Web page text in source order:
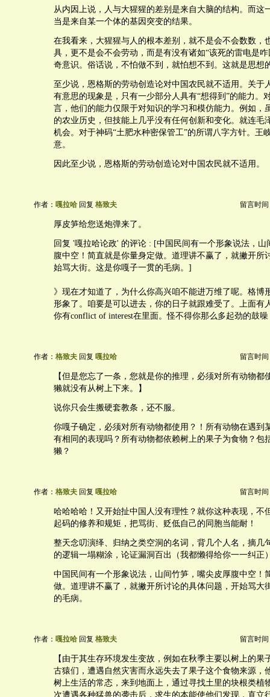
从内因上说，人与大猩猩的差别是来自大脑的结构。而这
当是来自某一个体的基因突变的结果。
在我看来，大猩猩与人的根本差别，就不是会不会数数，
具，更不是会不会劳动，而是有没有诸如“该死的雷电是
奇意识。俗话说，不怕做不到，就怕想不到。这就是思想
至少说，恩格斯的劳动创造论对中国农民就不适用。关于
有意思的现象是，只有一少部分人具有“想得到”的能力。
言，他们的能力仅限于对知识的学习和模仿能力。例如，
的农业历史，但技能上几乎没有任何创新和变化。就连毛
机会。对于神码“土肥水种密保管工”的所谓八字方针。王
意。
因此至少说，恩格斯的劳动创造论对中国农民就不适用。
作者： 嘎拉哈 回复 格致夫 留言时间
厚皮笋给您送炮弹来了。
回复 '嘎拉哈论政' 的评论 : [中国民间有一个形象说法，山
腹中空！简直就是你量身定做。道理讲不赢了，就撇开所
始骂大街。这是你嘎子一贯的毛病。]
》现在才知道了，为什么你高兴咱不能进万维了呢。格博
形象了。咱要是可以进去，你的日子就跟难受了。上面有
你有conflict of interest在里面。怪不得你那么多起劲的鼓
作者： 格致夫 回复 嘎拉哈 留言时间
【但是您忘了一条，您就是你的推理，必须对所有动物都
獭就没有从树上下来。】
说你只会生搬硬套教条，还不服。
你嘎子确定，必须对所有动物都使用？！所有动物在遇到
有相同的表现吗？所有动物都依赖树上的果子为食物？包
獭？
作者： 格致夫 回复 嘎拉哈 留言时间
哈哈哈哈！又开始扯中国人没有理性？就你这种表现，不
起码的修养和规矩，把骂街、贬低自己的同胞当能耐！
整天念叨演绎、归纳之类空洞的名词，背几个人名，摘几
的逻辑一塌糊涂，论证漏洞百出（我都懒得给你一一纠正
中国民间有一个形象说法，山间竹笋，嘴尖皮厚腹中空！
做。道理讲不赢了，就撇开所讨论的具体问题，开始骂大
的毛病。
作者： 嘎拉哈 回复 格致夫 留言时间
【由于其生存环境发生变故，例如在秋季主要以树上的果
古猿们，遭遇自然灾害而永远失去了果子这个食物来源，
树上生活的常态，来到地面上，通过寻找土里的块根类植
次遭遇各种猛兽的袭击后，求生的本能使他们发现，直立